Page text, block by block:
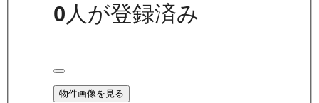
0 人が登録済み
物件画像を見る